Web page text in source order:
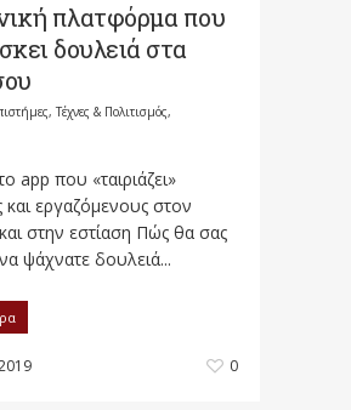
πλατφόρμα που
δουλειά στα
Τέχνες & Πολιτισμός,
app που «ταιριάζει»
και εργαζόμενους στον
στην εστίαση Πώς θα σας
ψάχνατε δουλειά...
0